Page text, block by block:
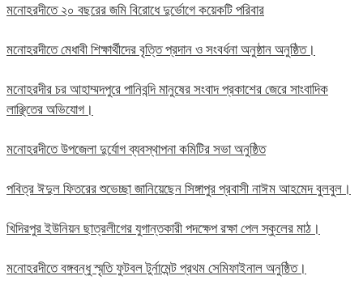
মনোহরদীতে ২০ বছরের জমি বিরোধে দুর্ভোগে কয়েকটি পরিবার
মনোহরদীতে মেধাবী শিক্ষার্থীদের বৃত্তি প্রদান ও সংবর্ধনা অনুষ্ঠান অনুষ্ঠিত।
মনোহরদীর চর আহাম্মদপুরে পানিবন্দি মানুষের সংবাদ প্রকাশের জেরে সাংবাদিক
লাঞ্ছিতের অভিযোগ।
মনোহরদীতে উপজেলা দুর্যোগ ব্যবস্থাপনা কমিটির সভা অনুষ্ঠিত
পবিত্র ঈদুল ফিতরের শুভেচ্ছা জানিয়েছেন সিঙ্গাপুর প্রবাসী নাঈম আহমেদ বুলবুল।
খিদিরপুর ইউনিয়ন ছাত্রলীগের যুগান্তকারী পদক্ষেপ রক্ষা পেল স্কুলের মাঠ।
মনোহরদীতে বঙ্গবন্ধু স্মৃতি ফুটবল টুর্নামেন্ট প্রথম সেমিফাইনাল অনুষ্ঠিত।